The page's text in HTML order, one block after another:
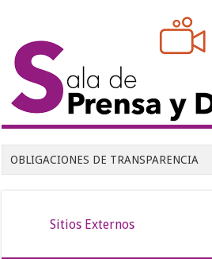
OBLIGACIONES DE TRANSPARENCIA
Sitios Externos